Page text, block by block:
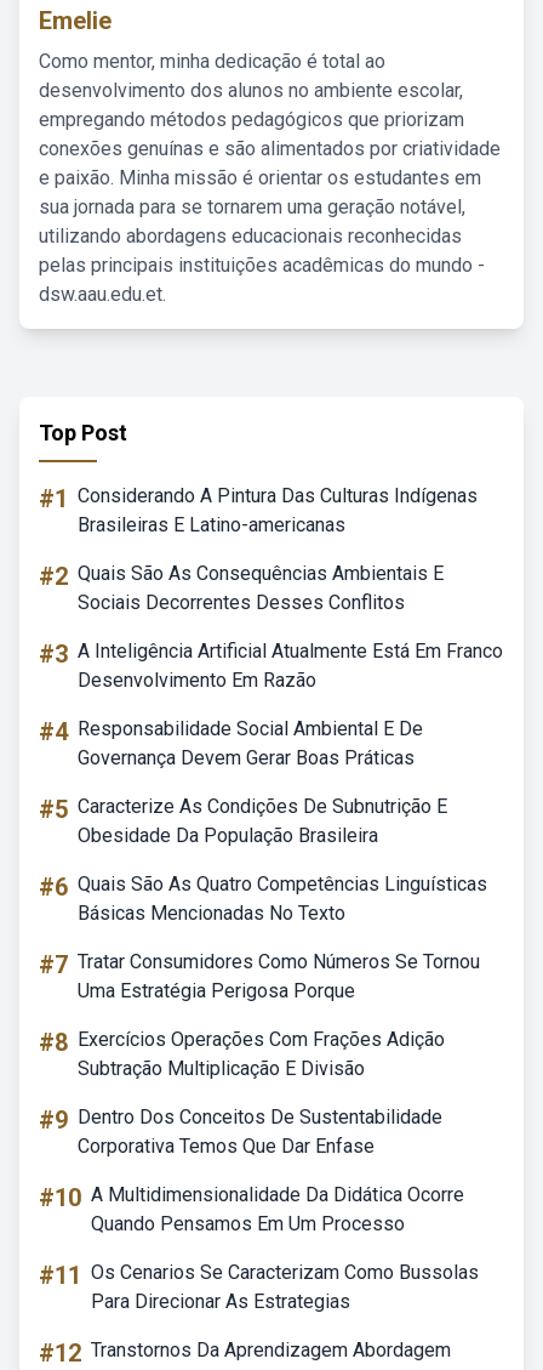
Emelie
Como mentor, minha dedicação é total ao
desenvolvimento dos alunos no ambiente escolar,
empregando métodos pedagógicos que priorizam
conexões genuínas e são alimentados por criatividade
e paixão. Minha missão é orientar os estudantes em
sua jornada para se tornarem uma geração notável,
utilizando abordagens educacionais reconhecidas
pelas principais instituições acadêmicas do mundo -
dsw.aau.edu.et.
Top Post
#1 Considerando A Pintura Das Culturas Indígenas
Brasileiras E Latino-americanas
#2 Quais São As Consequências Ambientais E
Sociais Decorrentes Desses Conflitos
#3 A Inteligência Artificial Atualmente Está Em Franco
Desenvolvimento Em Razão
#4 Responsabilidade Social Ambiental E De
Governança Devem Gerar Boas Práticas
#5 Caracterize As Condições De Subnutrição E
Obesidade Da População Brasileira
#6 Quais São As Quatro Competências Linguísticas
Básicas Mencionadas No Texto
#7 Tratar Consumidores Como Números Se Tornou
Uma Estratégia Perigosa Porque
#8 Exercícios Operações Com Frações Adição
Subtração Multiplicação E Divisão
#9 Dentro Dos Conceitos De Sustentabilidade
Corporativa Temos Que Dar Enfase
#10 A Multidimensionalidade Da Didática Ocorre
Quando Pensamos Em Um Processo
#11 Os Cenarios Se Caracterizam Como Bussolas
Para Direcionar As Estrategias
#12 Transtornos Da Aprendizagem Abordagem